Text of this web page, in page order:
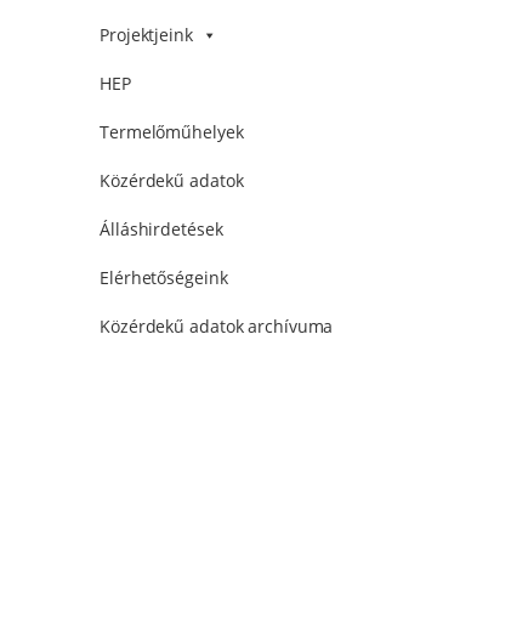
Projektjeink
HEP
Termelőműhelyek
Közérdekű adatok
Álláshirdetések
Elérhetőségeink
Közérdekű adatok archívuma